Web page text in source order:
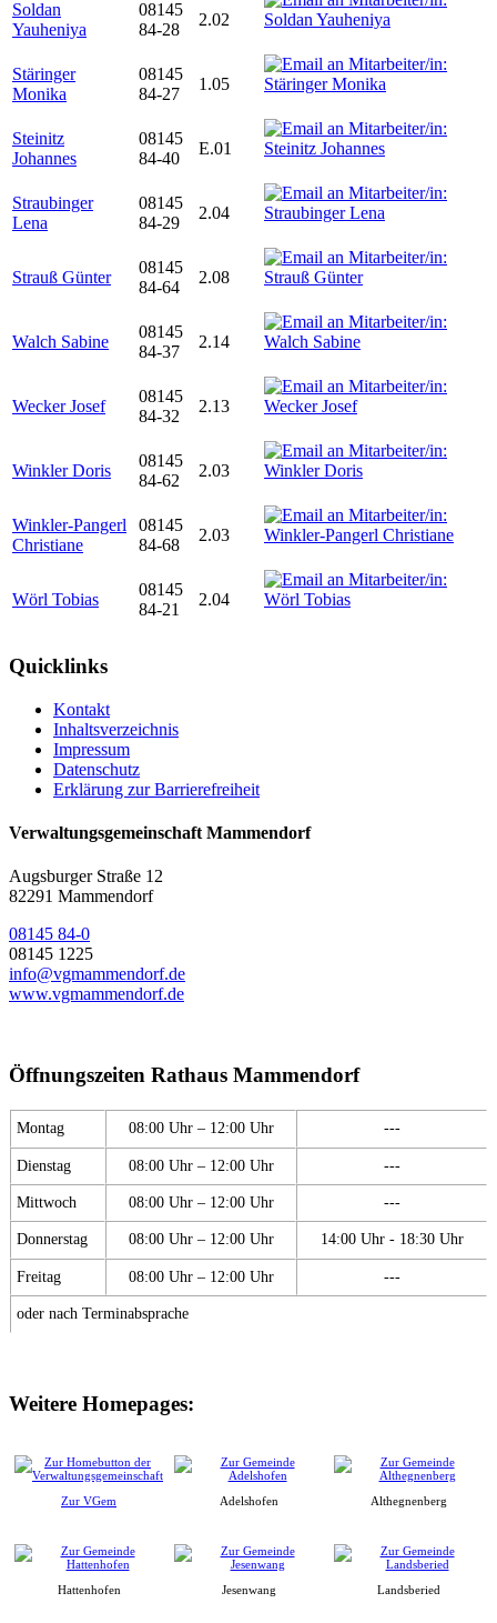
Soldan
Yauheniya
08145
84-28
2.02
Stäringer
Monika
08145
84-27
1.05
Steinitz
Johannes
08145
84-40
E.01
Straubinger
Lena
08145
84-29
2.04
Strauß Günter
08145
84-64
2.08
Walch Sabine
08145
84-37
2.14
Wecker Josef
08145
84-32
2.13
Winkler Doris
08145
84-62
2.03
Winkler-Pangerl
Christiane
08145
84-68
2.03
Wörl Tobias
08145
84-21
2.04
Quicklinks
Kontakt
Inhaltsverzeichnis
Impressum
Datenschutz
Erklärung zur Barrierefreiheit
Verwaltungsgemeinschaft Mammendorf
Augsburger Straße 12
82291 Mammendorf
08145 84-0
08145 1225
info@vgmammendorf.de
www.vgmammendorf.de
Öffnungszeiten Rathaus Mammendorf
Montag 08:00 Uhr – 12:00 Uhr ---
Dienstag 08:00 Uhr – 12:00 Uhr ---
Mittwoch 08:00 Uhr – 12:00 Uhr ---
Donnerstag 08:00 Uhr – 12:00 Uhr 14:00 Uhr - 18:30 Uhr
Freitag 08:00 Uhr – 12:00 Uhr ---
oder nach Terminabsprache
Weitere Homepages:
Zur VGem Adelshofen Althegnenberg
Hattenhofen Jesenwang Landsberied